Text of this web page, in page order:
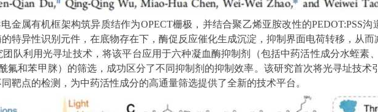
金属有机框架构筑异质结作为OPECT栅极，并结合聚乙烯亚胺改性的PEDOT:PSS沟
特异性识别元件，在底物存在下，酶促反应催化生成沉淀，抑制界面电荷转移，从
队利用光寻址技术，将该平台应用于六种凝血酶抑制剂（包括中药活性成分水蛭素
氟和苯甲脒）的筛选，成功区分了不同抑制剂的抑制效率。该研究首次将光寻址技术
靶点的检测，为中药活性成分的高通量筛选提供了全新的技术平台。